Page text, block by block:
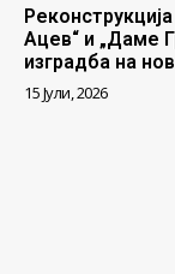
Ацев“ и „Даме
изградба на
15 Јули, 2026